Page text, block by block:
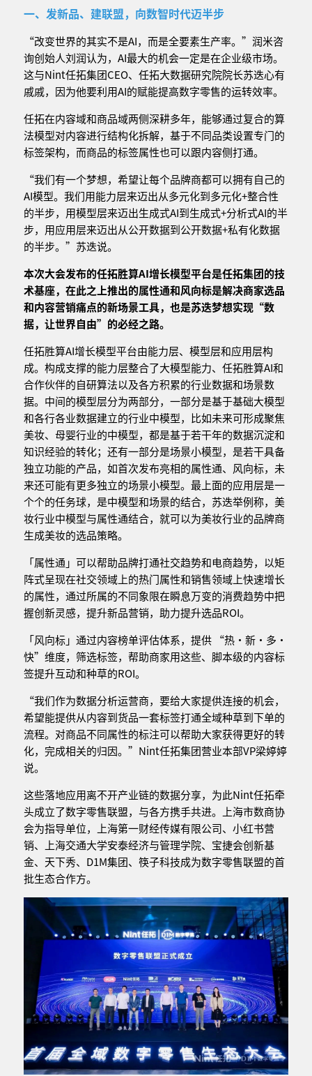
一、发新品、建联盟，向数智时代迈半步
“改变世界的其实不是AI，而是全要素生产率。”润米咨
询创始人刘润认为，AI最大的机会一定是在企业级市场。
这与Nint任拓集团CEO、任拓大数据研究院院长苏迭心有
戚戚，因为他要利用AI的赋能提高数字零售的运转效率。
任拓在内容域和商品域两侧深耕多年，能够通过复合的算
法模型对内容进行结构化拆解，基于不同品类设置专门的
标签架构，而商品的标签属性也可以跟内容侧打通。
“我们有一个梦想，希望让每个品牌商都可以拥有自己的
AI模型。我们用能力层来迈出从多元化到多元化+整合性
的半步，用模型层来迈出生成式AI到生成式+分析式AI的半
步，用应用层来迈出从公开数据到公开数据+私有化数据
的半步。”苏迭说。
本次大会发布的任拓胜算AI增长模型平台是任拓集团的技
术基座，在此之上推出的属性通和风向标是解决商家选品
和内容营销痛点的新场景工具，也是苏迭梦想实现“数
据，让世界自由”的必经之路。
任拓胜算AI增长模型平台由能力层、模型层和应用层构
成。构成支撑的能力层整合了大模型能力、任拓胜算AI和
合作伙伴的自研算法以及各方积累的行业数据和场景数
据。中间的模型层分为两部分，一部分是基于基础大模型
和各行各业数据建立的行业中模型，比如未来可形成聚焦
美妆、母婴行业的中模型，都是基于若干年的数据沉淀和
知识经验的转化；还有一部分是场景小模型，是若干具备
独立功能的产品，如首次发布亮相的属性通、风向标，未
来还可能有更多独立的场景小模型。最上面的应用层是一
个个的任务球，是中模型和场景的结合，苏迭举例称，美
妆行业中模型与属性通结合，就可以为美妆行业的品牌商
生成美妆的选品策略。
「属性通」可以帮助品牌打通社交趋势和电商趋势，以矩
阵式呈现在社交领域上的热门属性和销售领域上快速增长
的属性，通过所属的不同象限在瞬息万变的消费趋势中把
握创新灵感，提升新品营销，助力提升选品ROI。
「风向标」通过内容榜单评估体系，提供 “热·新·多·
快”维度，筛选标签，帮助商家用这些、脚本级的内容标
签提升互动和种草的ROI。
“我们作为数据分析运营商，要给大家提供连接的机会，
希望能提供从内容到货品一套标签打通全域种草到下单的
流程。对商品不同属性的标注可以帮助大家获得更好的转
化，完成相关的归因。”Nint任拓集团营业本部VP梁婷婷
说。
这些落地应用离不开产业链的数据分享，为此Nint任拓牵
头成立了数字零售联盟，与各方携手共进。上海市数商协
会为指导单位，上海第一财经传媒有限公司、小红书营
销、上海交通大学安泰经济与管理学院、宝捷会创新基
金、天下秀、D1M集团、筷子科技成为数字零售联盟的首
批生态合作方。